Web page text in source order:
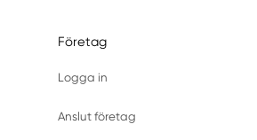
Företag
Logga in
Anslut företag